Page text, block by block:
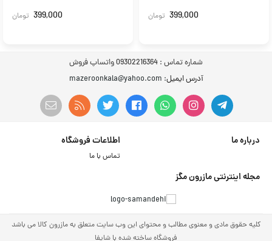
399,000 تومان 399,000 تومان
شماره تماس : 09302216364 واتساپ فروش
آدرس ایمیل: mazeroonkala@yahoo.com
درباره ما اطلاعات فروشگاه
تماس با ما
مجله اینترنتی مازرون مگز
کلیه حقوق مادی و معنوی مطالب و محتوای این وب سایت متعلق به مازرون کالا می باشد
فروشگاه ساخته شده با شاپفا